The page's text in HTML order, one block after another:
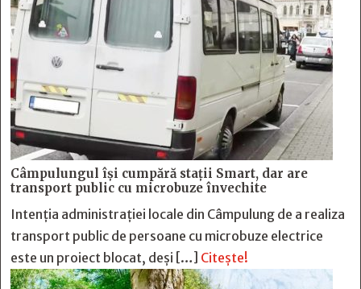
Câmpulungul îşi cumpără staţii Smart, dar are
transport public cu microbuze învechite
Intenția administrației locale din Câmpulung de a realiza
transport public de persoane cu microbuze electrice
este un proiect blocat, deși […] Citește!